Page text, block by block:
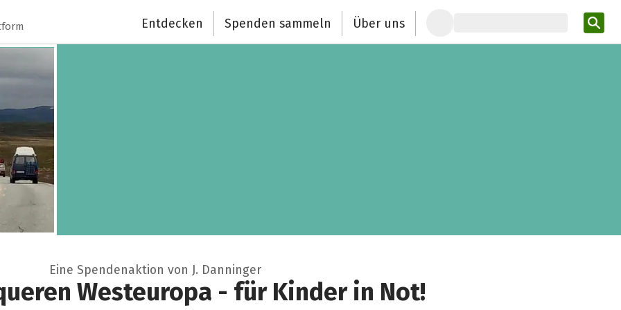
Entdecken Spenden sammeln Über uns
Eine Spendenaktion von J. Danninger
Westeuropa - für Kinder in Not!